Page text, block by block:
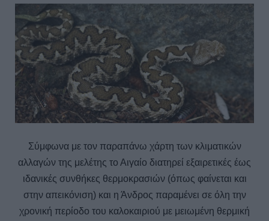
Σύμφωνα με τον παραπάνω χάρτη των κλιματικών
αλλαγών της μελέτης το Αιγαίο διατηρεί εξαιρετικές έως
ιδανικές συνθήκες θερμοκρασιών (όπως φαίνεται και
στην απεικόνιση) και η Άνδρος παραμένει σε όλη την
χρονική περίοδο του καλοκαιριού με μειωμένη θερμική